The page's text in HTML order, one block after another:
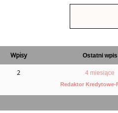
Wpisy Ostatni wpis
2 4 miesiące
Redaktor Kredytowe-